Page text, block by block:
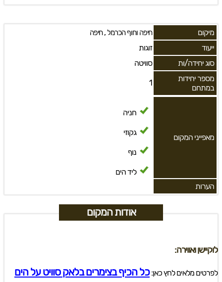
מיקום חיפה וחוף הכרמל,חיפה
ייעוד
זוגות
סוג יחידה/ות
סוויטה
מספר יחידות
במתחם
1
מאפייני המקום
חניה
גקוזי
נוף
ליד הים
הערות
אודות המקום
לוקיישן ואווירה:
לפרטים מלאים לחץ כאן:כל הכיף בצימרים בלאק סוויט על הים